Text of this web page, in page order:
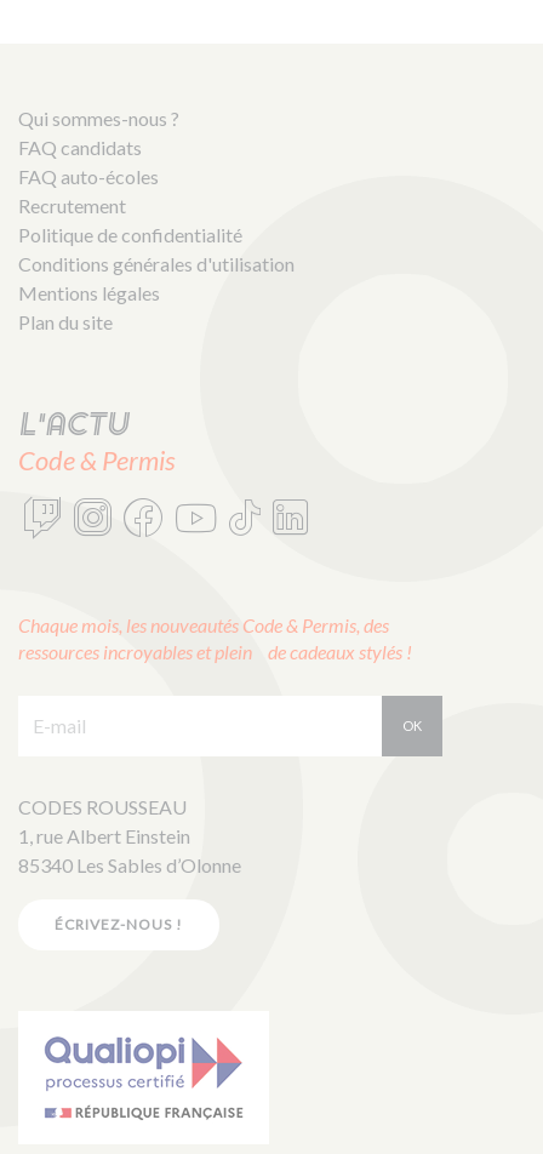
Qui sommes-nous ?
FAQ candidats
FAQ auto-écoles
Recrutement
Politique de confidentialité
Conditions générales d'utilisation
Mentions légales
Plan du site
L'actu
Code & Permis
Chaque mois, les nouveautés Code & Permis, des
ressources incroyables et plein de cadeaux stylés !
OK
CODES ROUSSEAU
1, rue Albert Einstein
85340 Les Sables d’Olonne
ÉCRIVEZ-NOUS !